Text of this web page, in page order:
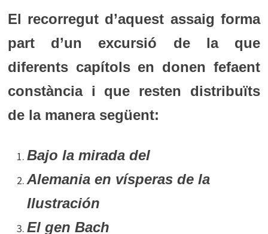
El recorregut d’aquest assaig forma
part d’un excursió de la que
diferents capítols en donen fefaent
constància i que resten distribuïts
de la manera següent:
Bajo la mirada del
Alemania en vísperas de la
Ilustración
El gen Bach